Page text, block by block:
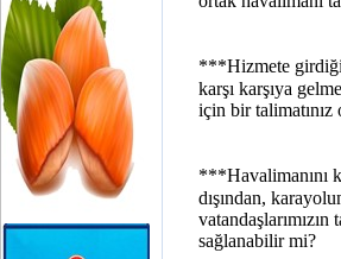
***Hizmete girdiği
karşı karşıya
için bir talimatınız
***Havalimanını
dışından,
sağlanabilir mi?